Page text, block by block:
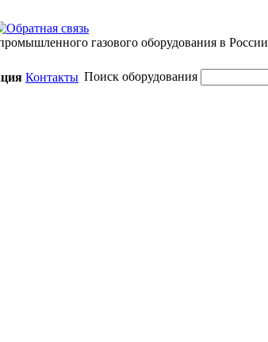
газового оборудования в России
Контакты Поиск оборудования